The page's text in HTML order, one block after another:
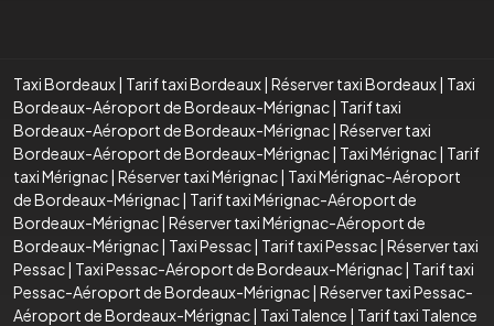
Taxi Bordeaux| Tarif taxi Bordeaux| Réserver taxi Bordeaux| Taxi
Bordeaux-Aéroport de Bordeaux-Mérignac| Tarif taxi
Bordeaux-Aéroport de Bordeaux-Mérignac| Réserver taxi
Bordeaux-Aéroport de Bordeaux-Mérignac| Taxi Mérignac| Tarif
taxi Mérignac| Réserver taxi Mérignac| Taxi Mérignac-Aéroport
de Bordeaux-Mérignac| Tarif taxi Mérignac-Aéroport de
Bordeaux-Mérignac| Réserver taxi Mérignac-Aéroport de
Bordeaux-Mérignac| Taxi Pessac| Tarif taxi Pessac| Réserver taxi
Pessac| Taxi Pessac-Aéroport de Bordeaux-Mérignac| Tarif taxi
Pessac-Aéroport de Bordeaux-Mérignac| Réserver taxi Pessac-
Aéroport de Bordeaux-Mérignac| Taxi Talence | Tarif taxi Talence